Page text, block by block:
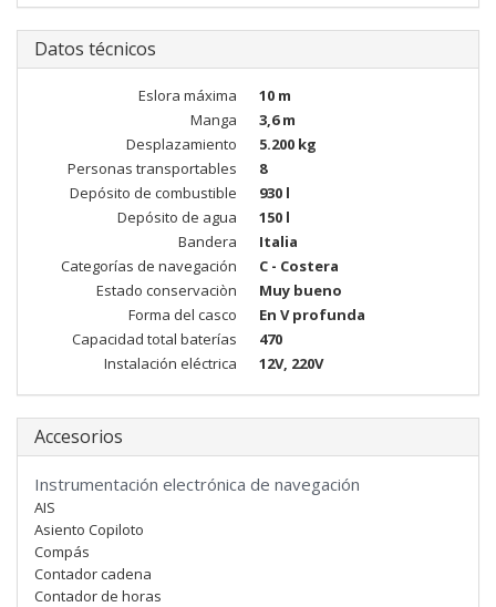
Datos técnicos
Eslora máxima
10 m
Manga
3,6 m
Desplazamiento
5.200 kg
Personas transportables
8
Depósito de combustible
930 l
Depósito de agua
150 l
Bandera
Italia
Categorías de navegación
C - Costera
Estado conservaciòn
Muy bueno
Forma del casco
En V profunda
Capacidad total baterías
470
Instalación eléctrica
12V, 220V
Accesorios
Instrumentación electrónica de navegación
AIS
Asiento Copiloto
Compás
Contador cadena
Contador de horas